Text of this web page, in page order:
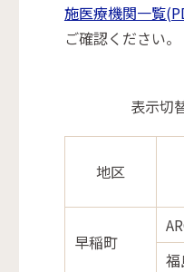
施医療機関一覧
ご確認ください。
表
表示切
地区
早稲町